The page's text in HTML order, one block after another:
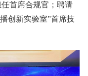
首席合规官；聘请
创新实验室”首席技